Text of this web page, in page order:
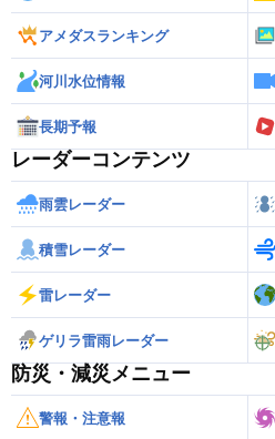
アメダスランキング
河川水位情報
長期予報
レーダーコンテンツ
雨雲レーダー
積雪レーダー
雷レーダー
ゲリラ雷雨レーダー
防災・減災メニュー
警報・注意報